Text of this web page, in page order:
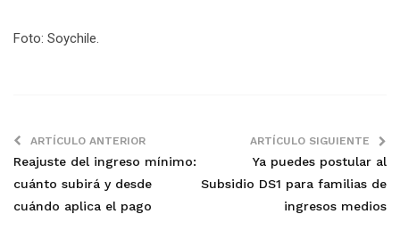
Foto: Soychile.
ARTÍCULO ANTERIOR
Reajuste del ingreso mínimo:
cuánto subirá y desde
cuándo aplica el pago
ARTÍCULO SIGUIENTE
Ya puedes postular al
Subsidio DS1 para familias de
ingresos medios